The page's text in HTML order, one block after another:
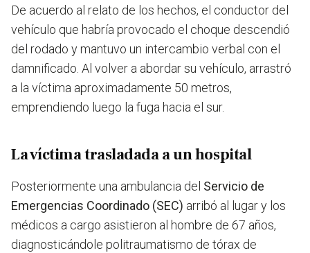
De acuerdo al relato de los hechos, el conductor del
vehículo que habría provocado el choque descendió
del rodado y mantuvo un intercambio verbal con el
damnificado. Al volver a abordar su vehículo, arrastró
a la víctima aproximadamente 50 metros,
emprendiendo luego la fuga hacia el sur.
La víctima trasladada a un hospital
Posteriormente una ambulancia del Servicio de
Emergencias Coordinado (SEC) arribó al lugar y los
médicos a cargo asistieron al hombre de 67 años,
diagnosticándole politraumatismo de tórax de